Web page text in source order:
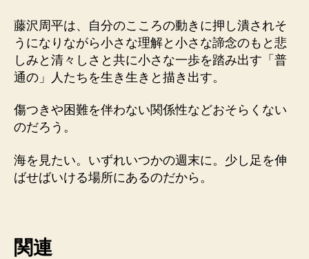
藤沢周平は、自分のこころの動きに押し潰されそ
うになりながら小さな理解と小さな諦念のもと悲
しみと清々しさと共に小さな一歩を踏み出す「普
通の」人たちを生き生きと描き出す。
傷つきや困難を伴わない関係性などおそらくない
のだろう。
海を見たい。いずれいつかの週末に。少し足を伸
ばせばいける場所にあるのだから。
関連